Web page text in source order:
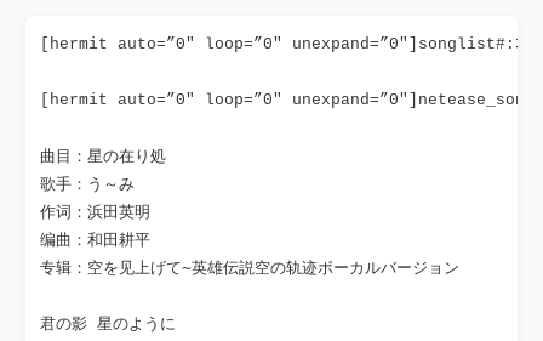
[hermit auto=”0″ loop=”0″
[hermit auto=”0″ loop=”0″
曲目：星の在り処
歌手：う～み
作词：浜田英明
编曲：和田耕平
专辑：空を见上げて~英雄伝説空の轨迹ボーカルバージョン
君の影 星のように